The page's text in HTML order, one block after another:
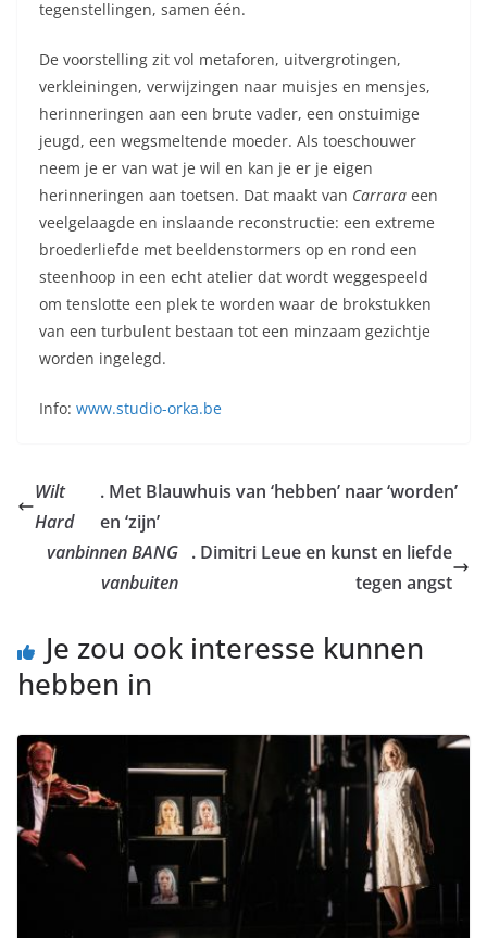
tegenstellingen, samen één.
De voorstelling zit vol metaforen, uitvergrotingen,
verkleiningen, verwijzingen naar muisjes en mensjes,
herinneringen aan een brute vader, een onstuimige
jeugd, een wegsmeltende moeder. Als toeschouwer
neem je er van wat je wil en kan je er je eigen
herinneringen aan toetsen. Dat maakt van Carrara een
veelgelaagde en inslaande reconstructie: een extreme
broederliefde met beeldenstormers op en rond een
steenhoop in een echt atelier dat wordt weggespeeld
om tenslotte een plek te worden waar de brokstukken
van een turbulent bestaan tot een minzaam gezichtje
worden ingelegd.
Info: www.studio-orka.be
Wilt
Hard
. Met Blauwhuis van ‘hebben’ naar ‘worden’
en ‘zijn’
vanbinnen BANG
vanbuiten
. Dimitri Leue en kunst en liefde
tegen angst
Je zou ook interesse kunnen
hebben in